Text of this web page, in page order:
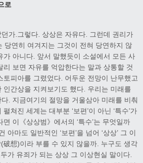
로
가.그렇다. 상상은 자유다. 그런데 권리가
당연히 여겨지는 그것이 전혀 당연하지 않
가 아니다. 앞서 말했듯이 소설에서 모든 사
리 보면 자유를 억압한다는 말과 상통할 것
토피아를 그렸었다. 어두운 전망이 난무했고
인간상을 지켜보기도 했다. 우리는 미래를
. 지금­여기의 절망을 거울삼아 미래를 비춰
쳐진 세계는 대부분 ‘보편’이 아닌 ‘특수’가
이《상상범》에서의 ‘특수’는 무엇일까
아마도 일반적인 ‘보편’을 넘어 ‘상상’ 그 이
(破想)이라 부를 수 있지 않을까. 누구도 생각
가 유죄가 되는 상상 그 이상현실 말이다.